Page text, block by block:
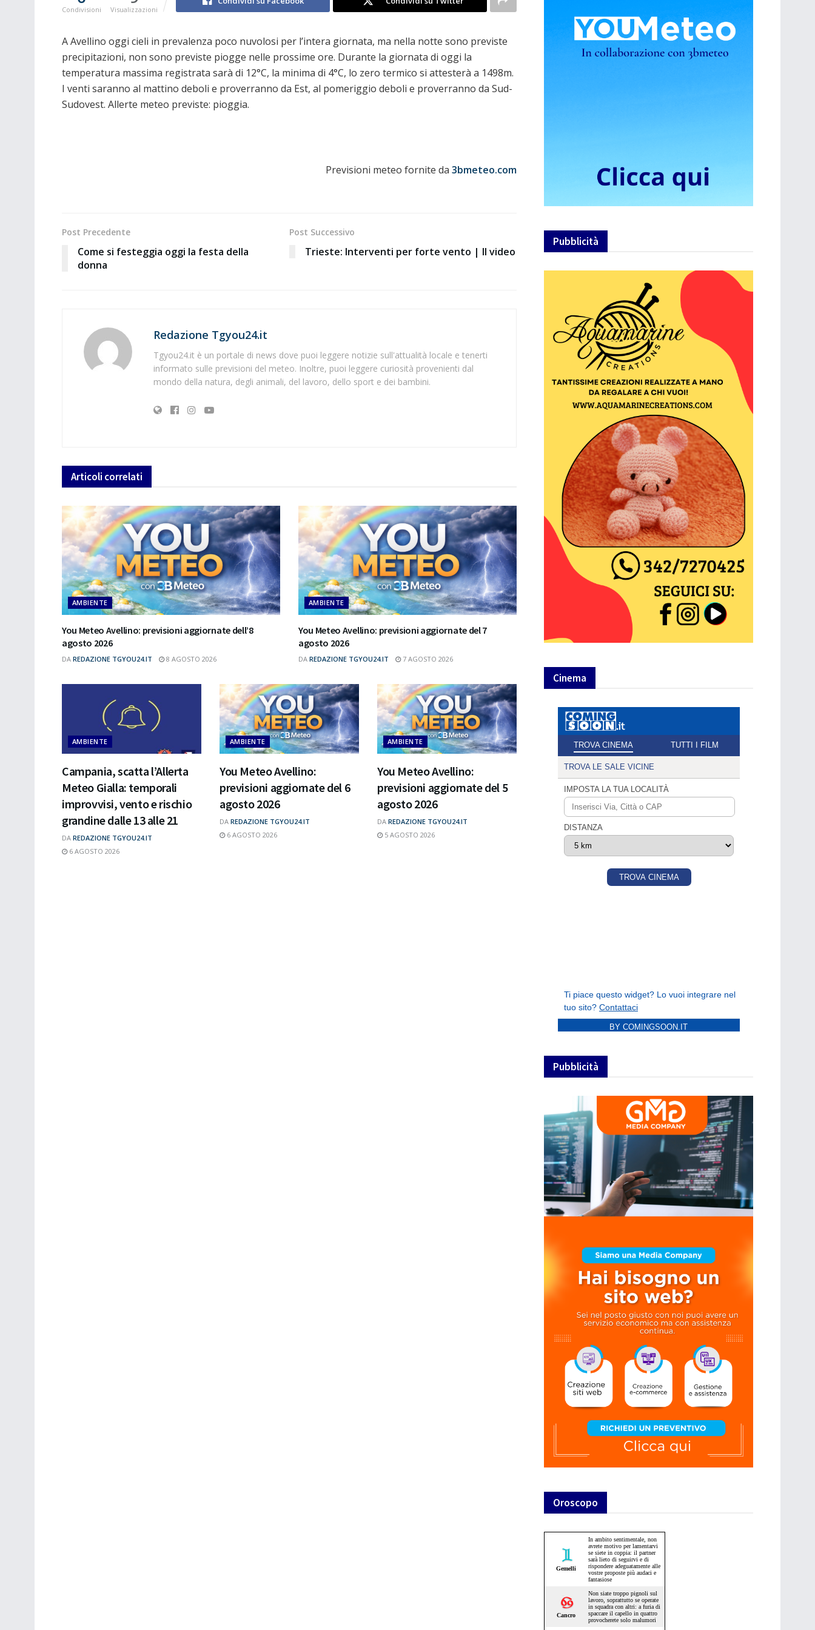
Condivisioni Visualizzazioni
A Avellino oggi cieli in prevalenza poco nuvolosi per l’intera giornata, ma nella notte sono previste
precipitazioni, non sono previste piogge nelle prossime ore. Durante la giornata di oggi la
temperatura massima registrata sarà di 12°C, la minima di 4°C, lo zero termico si attesterà a 1498m.
I venti saranno al mattino deboli e proverranno da Est, al pomeriggio deboli e proverranno da Sud-
Sudovest. Allerte meteo previste: pioggia.
Previsioni meteo fornite da 3bmeteo.com
Post Precedente
Come si festeggia oggi la festa della
donna
Post Successivo
Trieste: Interventi per forte vento | Il video
Redazione Tgyou24.it
Tgyou24.it è un portale di news dove puoi leggere notizie sull'attualità locale e tenerti
informato sulle previsioni del meteo. Inoltre, puoi leggere curiosità provenienti dal
mondo della natura, degli animali, del lavoro, dello sport e dei bambini.
Articoli correlati
AMBIENTE
You Meteo Avellino: previsioni aggiornate dell’8
agosto 2026
DA REDAZIONE TGYOU24.IT 8 AGOSTO 2026
AMBIENTE
You Meteo Avellino: previsioni aggiornate del 7
agosto 2026
DA REDAZIONE TGYOU24.IT 7 AGOSTO 2026
AMBIENTE
Campania, scatta l’Allerta
Meteo Gialla: temporali
improvvisi, vento e rischio
grandine dalle 13 alle 21
DA REDAZIONE TGYOU24.IT
6 AGOSTO 2026
AMBIENTE
You Meteo Avellino:
previsioni aggiornate del 6
agosto 2026
DA REDAZIONE TGYOU24.IT
6 AGOSTO 2026
AMBIENTE
You Meteo Avellino:
previsioni aggiornate del 5
agosto 2026
DA REDAZIONE TGYOU24.IT
5 AGOSTO 2026
Pubblicità
Cinema
BY COMINGSOON.IT
Pubblicità
Oroscopo